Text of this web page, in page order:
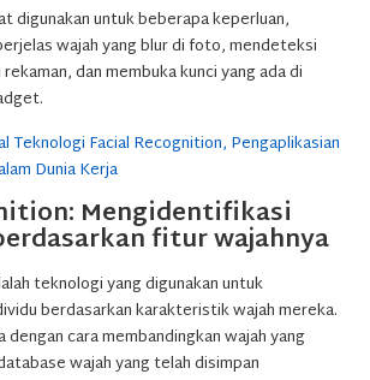
digunakan untuk beberapa keperluan,
wajah yang blur di foto, mendeteksi
dan membuka kunci yang ada di
Teknologi Facial Recognition, Pengaplikasian
Dunia Kerja
Mengidentifikasi
fitur wajahnya
teknologi yang digunakan untuk
berdasarkan karakteristik wajah mereka.
cara membandingkan wajah yang
wajah yang telah disimpan